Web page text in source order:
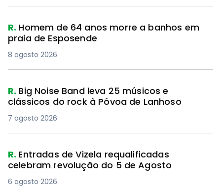
R. Homem de 64 anos morre a banhos em
praia de Esposende
8 agosto 2026
R. Big Noise Band leva 25 músicos e
clássicos do rock à Póvoa de Lanhoso
7 agosto 2026
R. Entradas de Vizela requalificadas
celebram revolução do 5 de Agosto
6 agosto 2026